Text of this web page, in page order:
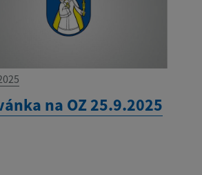
na OZ 25.9.2025